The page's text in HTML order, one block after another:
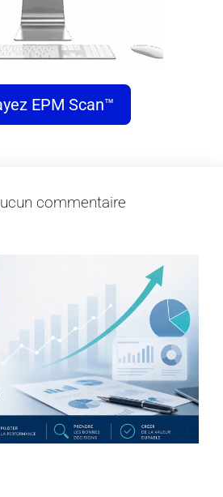
EPM Scan™
commentaire